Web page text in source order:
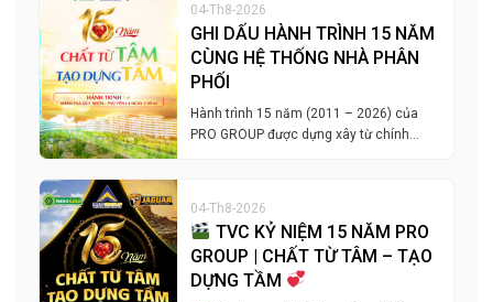
04-Th8-2026
GHI DẤU HÀNH TRÌNH 15 NĂM
CÙNG HỆ THỐNG NHÀ PHÂN
PHỐI
Hành trình 15 năm (2011 – 2026) của
PRO GROUP được dựng xây từ chính…
04-Th8-2026
TVC KỶ NIỆM 15 NĂM PRO
GROUP | CHẤT TỪ TÂM – TẠO
DỰNG TẦM